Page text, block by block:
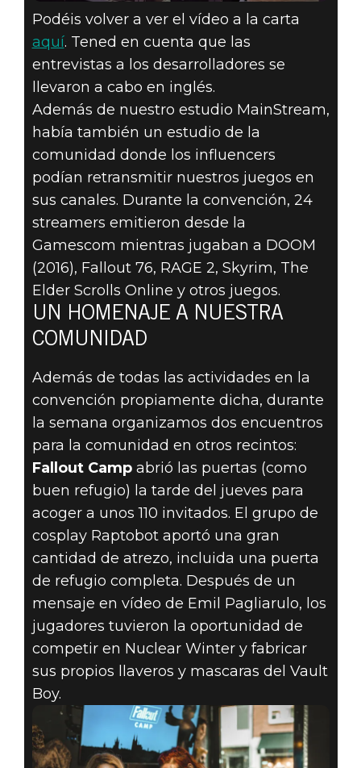
Podéis volver a ver el vídeo a la carta
aquí. Tened en cuenta que las
entrevistas a los desarrolladores se
llevaron a cabo en inglés.
Además de nuestro estudio MainStream,
había también un estudio de la
comunidad donde los influencers
podían retransmitir nuestros juegos en
sus canales. Durante la convención, 24
streamers emitieron desde la
Gamescom mientras jugaban a DOOM
(2016), Fallout 76, RAGE 2, Skyrim, The
Elder Scrolls Online y otros juegos.
UN HOMENAJE A NUESTRA
COMUNIDAD
Además de todas las actividades en la
convención propiamente dicha, durante
la semana organizamos dos encuentros
para la comunidad en otros recintos:
Fallout Campabrió las puertas (como
buen refugio) la tarde del jueves para
acoger a unos 110 invitados. El grupo de
cosplay Raptobot aportó una gran
cantidad de atrezo, incluida una puerta
de refugio completa. Después de un
mensaje en vídeo de Emil Pagliarulo, los
jugadores tuvieron la oportunidad de
competir en Nuclear Winter y fabricar
sus propios llaveros y mascaras del Vault
Boy.